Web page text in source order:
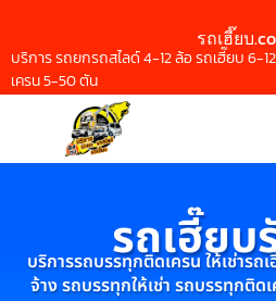
รถเฮี๊ยบ
บริการ รถยกรถสไลด์ 4-12 ล้อ รถเฮี๊ยบ 6-
เครน 5-50 ตัน
รถเฮี๊ยบ
บริการรถบรรทุกติดเครน ให้เช่ารถ
จ้าง รถบรรทุกให้เช่า รถบรรทุกติด